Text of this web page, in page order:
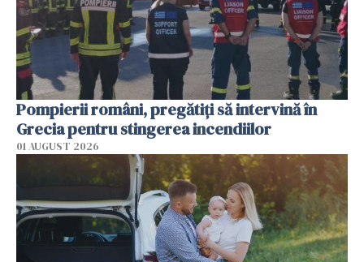
Pompierii români, pregătiţi să intervină în
Grecia pentru stingerea incendiilor
01 AUGUST 2026